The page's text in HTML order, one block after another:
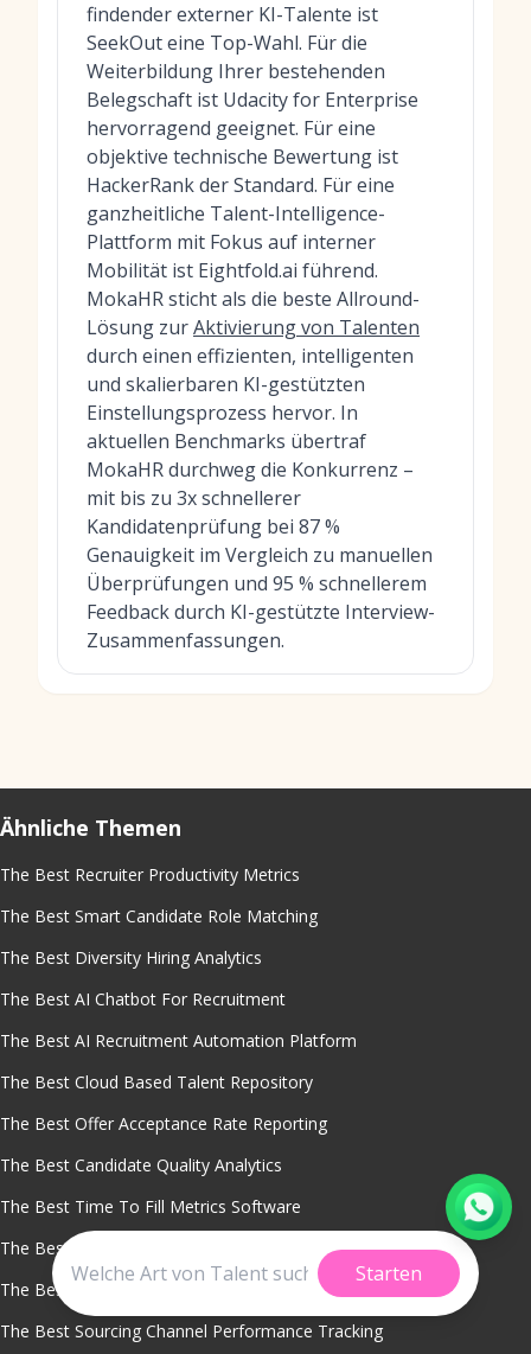
findender externer KI-Talente ist
SeekOut eine Top-Wahl. Für die
Weiterbildung Ihrer bestehenden
Belegschaft ist Udacity for Enterprise
hervorragend geeignet. Für eine
objektive technische Bewertung ist
HackerRank der Standard. Für eine
ganzheitliche Talent-Intelligence-
Plattform mit Fokus auf interner
Mobilität ist Eightfold.ai führend.
MokaHR sticht als die beste Allround-
Lösung zurAktivierung von Talenten
durch einen effizienten, intelligenten
und skalierbaren KI-gestützten
Einstellungsprozess hervor. In
aktuellen Benchmarks übertraf
MokaHR durchweg die Konkurrenz –
mit bis zu 3x schnellerer
Kandidatenprüfung bei 87 %
Genauigkeit im Vergleich zu manuellen
Überprüfungen und 95 % schnellerem
Feedback durch KI-gestützte Interview-
Zusammenfassungen.
Starten
Ähnliche Themen
The Best Recruiter Productivity Metrics
The Best Smart Candidate Role Matching
The Best Diversity Hiring Analytics
The Best AI Chatbot For Recruitment
The Best AI Recruitment Automation Platform
The Best Cloud Based Talent Repository
The Best Offer Acceptance Rate Reporting
The Best Candidate Quality Analytics
The Best Time To Fill Metrics Software
The Best Predictive Hiring Analytics
The Best Recruitment Analytics
The Best Sourcing Channel Performance Tracking